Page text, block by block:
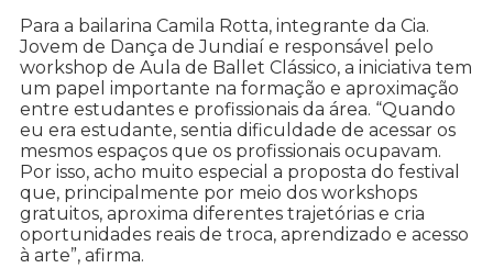
Para a bailarina Camila Rotta, integrante da Cia.
Jovem de Dança de Jundiaí e responsável pelo
workshop de Aula de Ballet Clássico, a iniciativa tem
um papel importante na formação e aproximação
entre estudantes e profissionais da área. “Quando
eu era estudante, sentia dificuldade de acessar os
mesmos espaços que os profissionais ocupavam.
Por isso, acho muito especial a proposta do festival
que, principalmente por meio dos workshops
gratuitos, aproxima diferentes trajetórias e cria
oportunidades reais de troca, aprendizado e acesso
à arte”, afirma.